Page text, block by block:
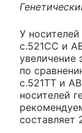
У носителей
c.521СС и
увеличение
по
c.521ТТ и
носителей
составляет